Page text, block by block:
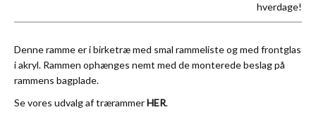
Denne ramme er i birketræ med smal rammeliste og med frontglas
i akryl. Rammen ophænges nemt med de monterede beslag på
rammens bagplade.
Se vores udvalg af trærammerHER.
hverdage!